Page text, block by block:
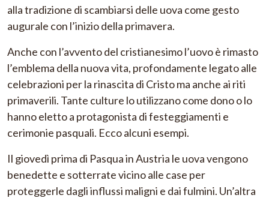
alla tradizione di scambiarsi delle uova come gesto
augurale con l’inizio della primavera.
Anche con l’avvento del cristianesimo l’uovo è rimasto
l’emblema della nuova vita, profondamente legato alle
celebrazioni per la rinascita di Cristo ma anche ai riti
primaverili. Tante culture lo utilizzano come dono o lo
hanno eletto a protagonista di festeggiamenti e
cerimonie pasquali. Ecco alcuni esempi.
Il giovedì prima di Pasqua in Austria le uova vengono
benedette e sotterrate vicino alle case per
proteggerle dagli influssi maligni e dai fulmini. Un’altra